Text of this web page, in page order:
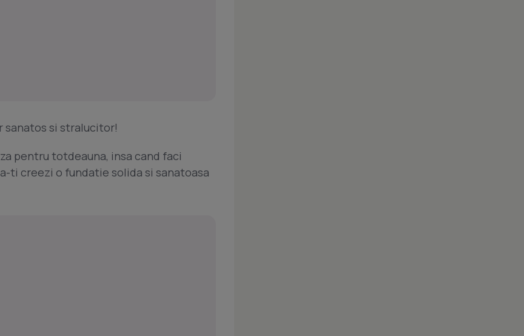
sanatos si stralucitor!
pentru totdeauna, insa cand faci
ti creezi o fundatie solida si sanatoasa